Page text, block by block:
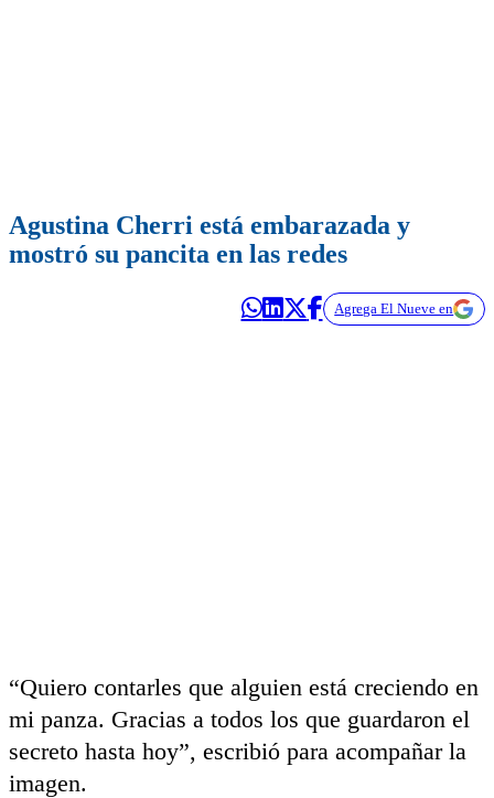
Agustina Cherri está embarazada y
mostró su pancita en las redes
Agrega El Nueve en
“Quiero contarles que alguien está creciendo en
mi panza. Gracias a todos los que guardaron el
secreto hasta hoy”, escribió para acompañar la
imagen.